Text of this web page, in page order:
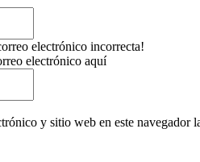
electrónico incorrecta!
electrónico aquí
y sitio web en este navegador